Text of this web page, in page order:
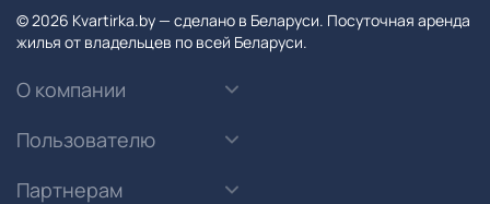
© 2026 Kvartirka.by — сделано в Беларуси. Посуточная аренда
жилья от владельцев по всей Беларуси.
О компании
Пользователю
Партнерам